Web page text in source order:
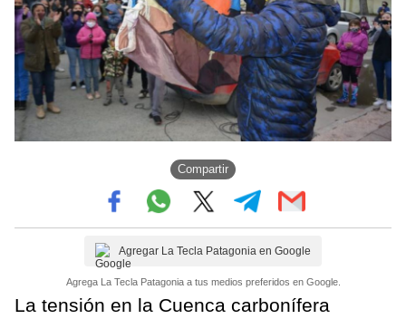
Compartir
Agregar La Tecla Patagonia en Google
Agrega La Tecla Patagonia a tus medios preferidos en Google.
La tensión en la Cuenca carbonífera